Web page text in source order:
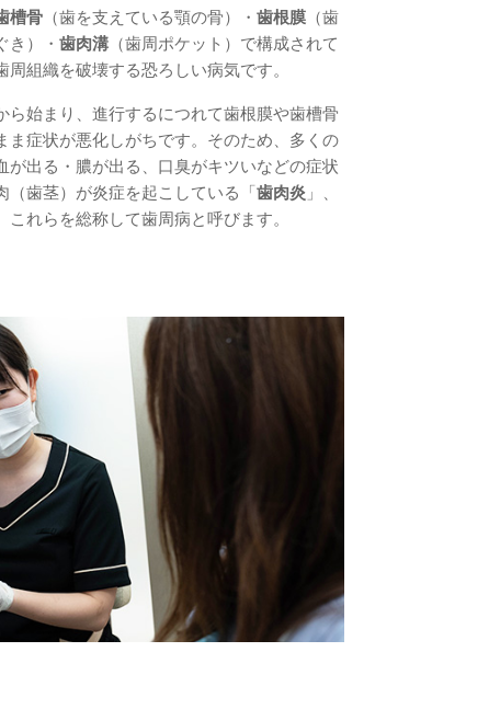
槽骨 （歯を支えている顎の骨）・ 歯根膜 （歯
き）・ 歯肉溝 （歯周ポケット）で構成されて
組織を破壊する恐ろしい病気です。
始まり、進行するにつれて歯根膜や歯槽骨
ま症状が悪化しがちです。そのため、多くの
出る・膿が出る、口臭がキツいなどの症状
歯茎）が炎症を起こしている「 歯肉炎 」、
これらを総称して歯周病と呼びます。